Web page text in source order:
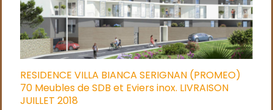
RESIDENCE VILLA BIANCA SERIGNAN (PROMEO)
70 Meubles de SDB et Eviers inox. LIVRAISON
JUILLET 2018